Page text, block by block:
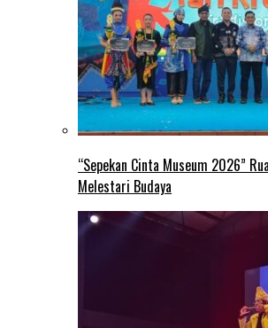
“Sepekan Cinta Museum 2026”
Melestari Budaya